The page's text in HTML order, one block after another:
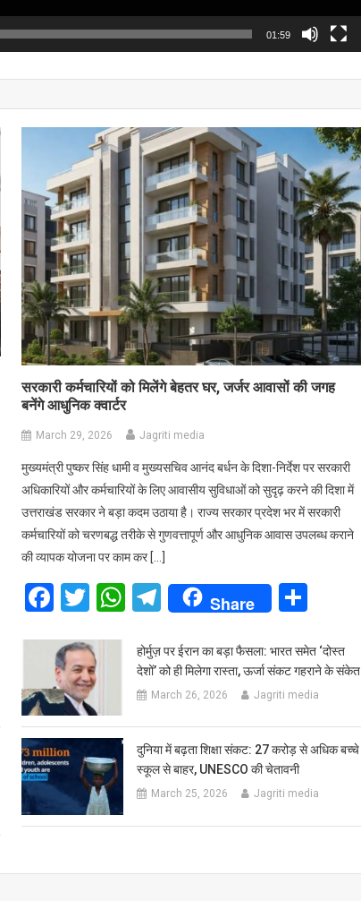
01:59
सरकारी कर्मचारियों को मिलेंगे बेहतर घर, जर्जर आवासों की जगह
बनेंगे आधुनिक क्वार्टर
March 29, 2026 Jagriti media
मुख्यमंत्री पुष्कर सिंह धामी व मुख्यसचिव आनंद बर्धन के दिशा-निर्देश पर सरकारी
अधिकारियों और कर्मचारियों के लिए आवासीय सुविधाओं को सुदृढ़ करने की दिशा में
उत्तराखंड सरकार ने बड़ा कदम उठाया है। राज्य सरकार प्रदेश भर में सरकारी
कर्मचारियों को चरणबद्ध तरीके से गुणवत्तापूर्ण और आधुनिक आवास उपलब्ध कराने
की व्यापक योजना पर काम कर […]
Facebook
TwitterWhatsApp
Telegram
Share
होर्मुज़ पर ईरान का बड़ा फैसला: भारत समेत ‘दोस्त
देशों’ को ही मिलेगा रास्ता, ऊर्जा संकट गहराने के संकेत
March 26, 2026 Jagriti media
दुनिया में बढ़ता शिक्षा संकट: 27 करोड़ से अधिक बच्चे
स्कूल से बाहर, UNESCO की चेतावनी
March 25, 2026 Jagriti media